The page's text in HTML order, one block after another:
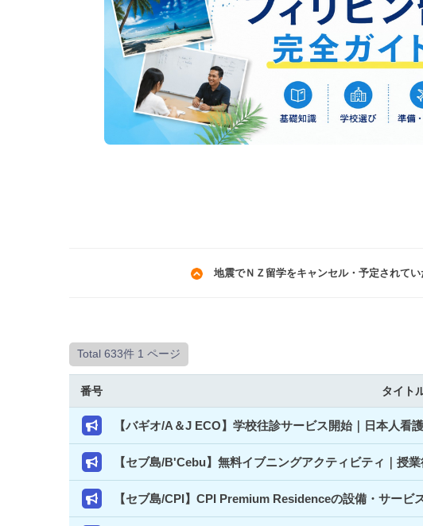
地震でＮＺ留学をキャンセル・予定されてい
Total 633件 1 ページ
番号 タイト
【バギオ/A＆J ECO】学校往診サービス開始｜日本人看
【セブ島/B'Cebu】無料イブニングアクティビティ｜授
【セブ島/CPI】CPI Premium Residenceの設備・サー